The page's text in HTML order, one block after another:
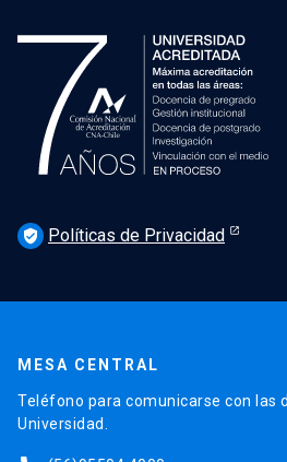
verified_user Políticas de Privacidad
MESA CENTRAL
Teléfono para comunicarse con las
Universidad.